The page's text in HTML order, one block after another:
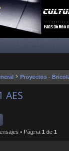
Proyectos -
AES
• Página 1 de 1